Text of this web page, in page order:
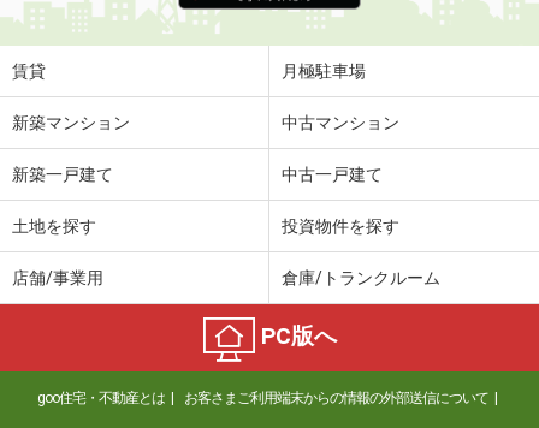
賃貸 月極駐車場
新築マンション 中古マンション
新築一戸建て 中古一戸建て
土地を探す 投資物件を探す
店舗/事業用 倉庫/トランクルーム
PC版へ
goo住宅・不動産とは お客さまご利用端末からの情報の外部送信について